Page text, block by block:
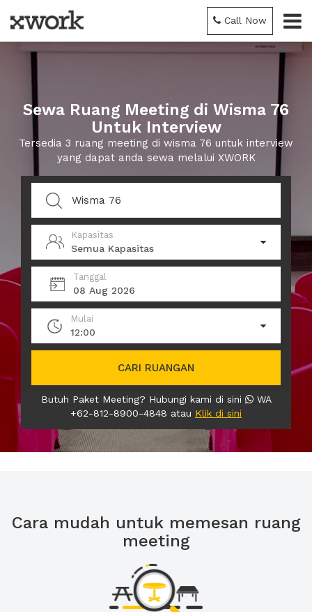
Call Now
Sewa Ruang Meeting di Wisma 76
Untuk Interview
Tersedia 3 ruang meeting di wisma 76 untuk interview
yang dapat anda sewa melalui XWORK
Kapasitas
Semua Kapasitas
Tanggal
08 Aug 2026
Mulai
12:00
CARI RUANGAN
Butuh Paket Meeting? Hubungi kami di sini
WA
+62-812-8900-4848 atau Klik di sini
Cara mudah untuk memesan ruang
meeting